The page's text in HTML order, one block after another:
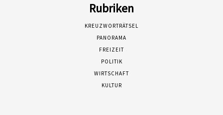
Rubriken
KREUZWORTRÄTSEL
PANORAMA
FREIZEIT
POLITIK
WIRTSCHAFT
KULTUR